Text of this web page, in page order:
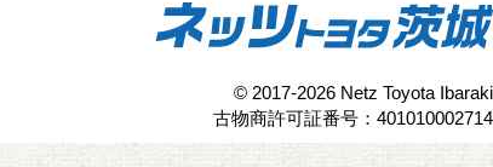
© 2017-2026 Netz Toyota Ibaraki
古物商許可証番号：401010002714